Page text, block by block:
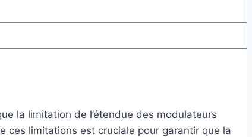
la limitation de l’étendue des modulateurs
ces limitations est cruciale pour garantir que la